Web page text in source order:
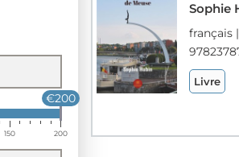
€200
150 200
Sophie
français
Livre